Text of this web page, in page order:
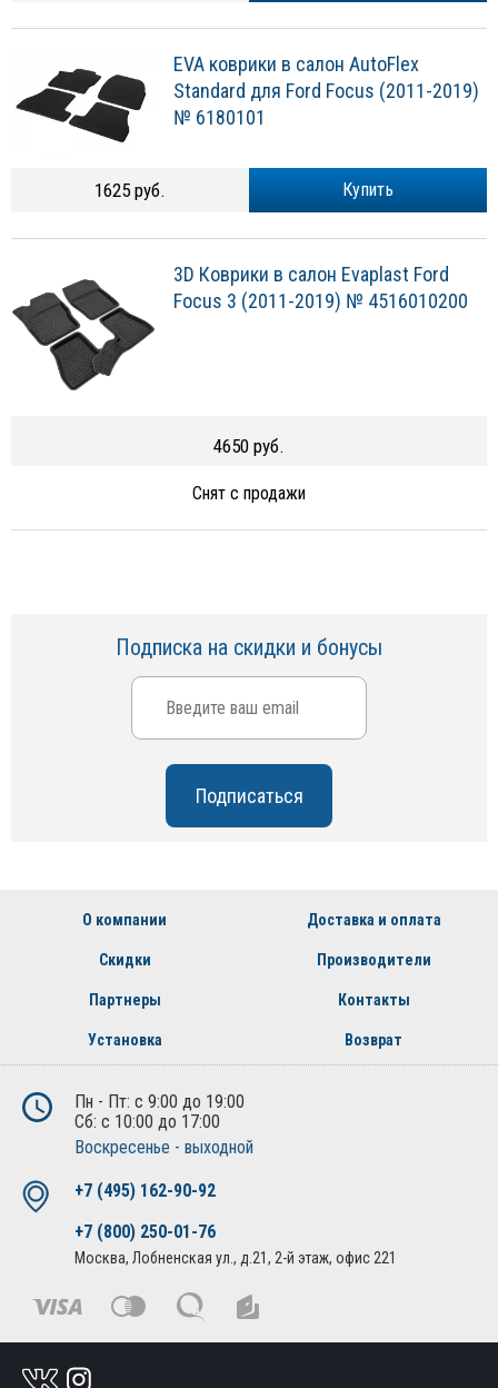
EVA коврики в салон AutoFlex
Standard для Ford Focus (2011-2019)
№ 6180101
Купить
1625 руб.
3D Коврики в салон Evaplast Ford
Focus 3 (2011-2019) № 4516010200
4650 руб.
Снят с продажи
Подписка на скидки и бонусы
О компании Доставка и оплата
Скидки Производители
Партнеры Контакты
Установка Возврат
Пн - Пт: с 9:00 до 19:00
Сб: с 10:00 до 17:00
Воскресенье - выходной
+7 (495) 162-90-92
+7 (800) 250-01-76
Москва, Лобненская ул., д.21, 2-й этаж, офис 221